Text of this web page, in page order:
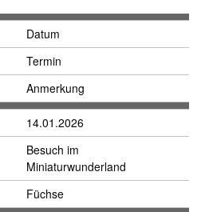
Datum
Termin
Anmerkung
14.01.2026
Besuch im
Miniaturwunderland
Füchse